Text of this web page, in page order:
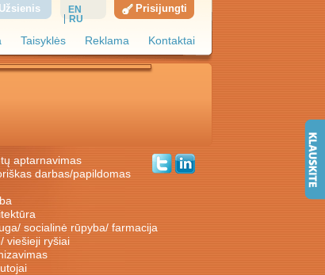
Taisyklės Reklama Kontaktai
Užsienis
EN
RU
Prisijungti
aptarnavimas
socialinė rūpyba/ farmacija
viešieji ryšiai